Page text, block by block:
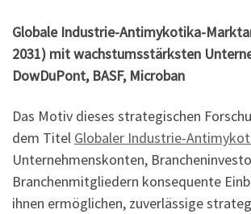
Globale Industrie-Antimykotika-
2031) mit wachstumsstärksten
DowDuPont, BASF, Microban
Das Motiv dieses strategischen
dem Titel Globaler Industrie-
Unternehmenskonten,
Branchenmitgliedern konsequente
ihnen ermöglichen, zuverlässige